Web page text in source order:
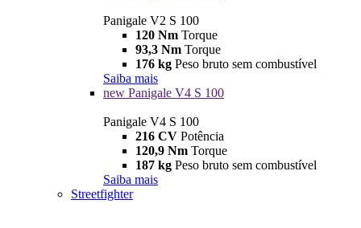
Panigale V2 S 100
120 Nm Torque
93,3 Nm Torque
176 kg Peso bruto sem combustível
Saiba mais
new Panigale V4 S 100
Panigale V4 S 100
216 CV Potência
120,9 Nm Torque
187 kg Peso bruto sem combustível
Saiba mais
Streetfighter